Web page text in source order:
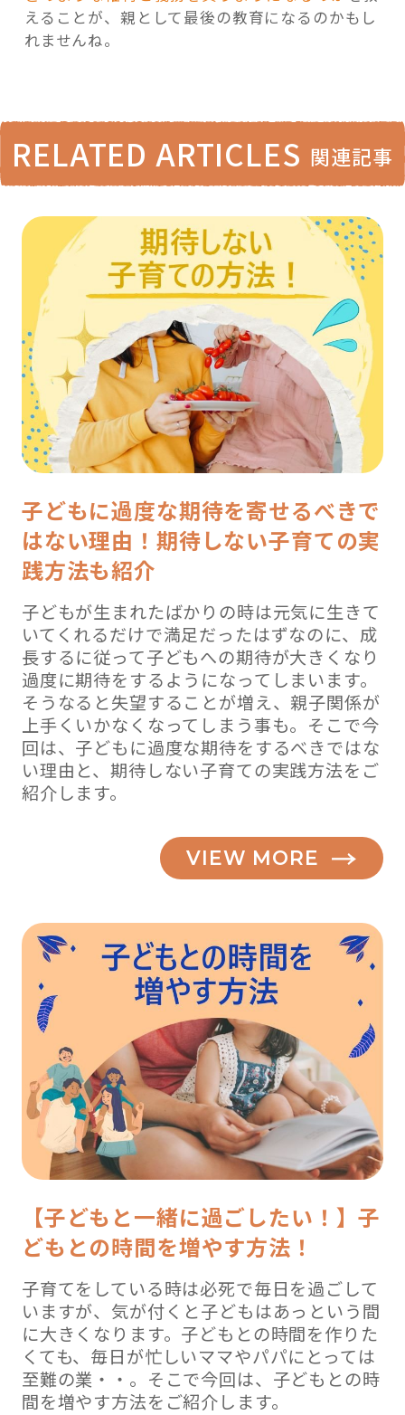
えることが、親として最後の教育になるのかもし
れませんね。
RELATED ARTICLES 関連記事
子どもに過度な期待を寄せるべきで
はない理由！期待しない子育ての実
践方法も紹介
子どもが生まれたばかりの時は元気に生きて
いてくれるだけで満足だったはずなのに、成
長するに従って子どもへの期待が大きくなり
過度に期待をするようになってしまいます。
そうなると失望することが増え、親子関係が
上手くいかなくなってしまう事も。そこで今
回は、子どもに過度な期待をするべきではな
い理由と、期待しない子育ての実践方法をご
紹介します。
VIEW MORE
【子どもと一緒に過ごしたい！】子
どもとの時間を増やす方法！
子育てをしている時は必死で毎日を過ごして
いますが、気が付くと子どもはあっという間
に大きくなります。子どもとの時間を作りた
くても、毎日が忙しいママやパパにとっては
至難の業・・。そこで今回は、子どもとの時
間を増やす方法をご紹介します。